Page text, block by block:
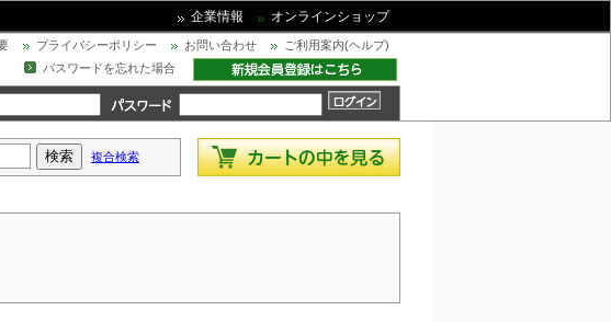
企業情報 オンラインショップ
プライバシーポリシー お問い合わせ
ご利用案内(ヘルプ)
パスワードを忘れた場合
複合検索